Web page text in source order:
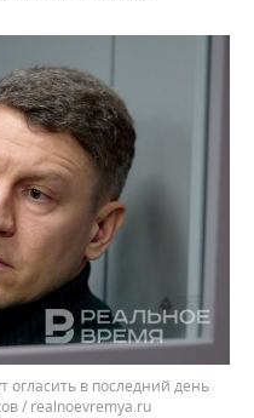
огласить в последний день
/ realnoevremya.ru